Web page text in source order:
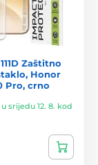
Zaštitno
Honor
Pro, crno
u srijedu 12. 8. kod